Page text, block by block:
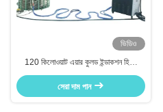
ভিডিও
120 কিলোওয়াট এয়ার কুলড ইন্ডাকশন হিটিং
মেশিন, শিল্পক্ষেত্রে ওয়েল্ডিংয়ের আগে প্রি-
হিটিংয়ের জন্য
সেরা দাম পান